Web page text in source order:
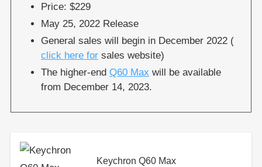
Price: $229
May 25, 2022 Release
General sales will begin in December 2022 (
click here forsales website)
The higher-end Q60 Max will be available
from December 14, 2023.
Keychron Q60 Max